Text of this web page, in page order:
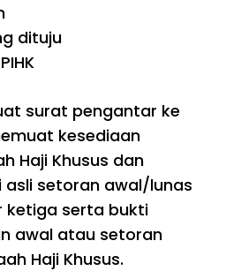
dituju
surat pengantar ke
kesediaan
Haji Khusus dan
asli setoran awal/lunas
ketiga serta bukti
awal atau setoran
Haji Khusus.